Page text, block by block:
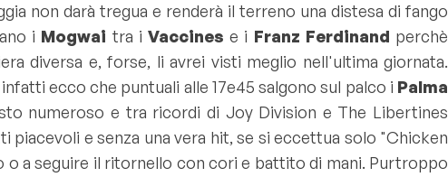
non darà tregua e renderà il terreno una distesa di fango
i Mogwai tra iVaccines e i Franz Ferdinand perchè
diversa e, forse, li avrei visti meglio nell'ultima giornata.
ecco che puntuali alle 17e45 salgono sul palco i Palma
numeroso e tra ricordi di Joy Division e The Libertines
e senza una vera hit, se si eccettua solo "Chicken
o a seguire il ritornello con cori e battito di mani. Purtroppo